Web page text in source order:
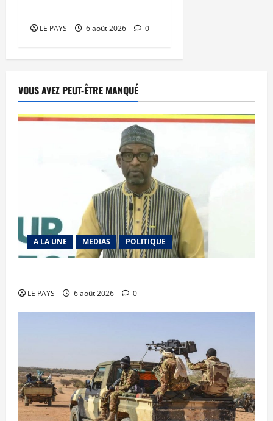
LE PAYS 6 août 2026 0
VOUS AVEZ PEUT-ÊTRE MANQUÉ
A LA UNE MEDIAS POLITIQUE
LE PAYS 6 août 2026 0